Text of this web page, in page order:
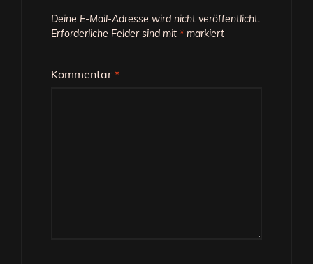
Deine E-Mail-Adresse wird nicht veröffentlicht.
Erforderliche Felder sind mit * markiert
Kommentar *